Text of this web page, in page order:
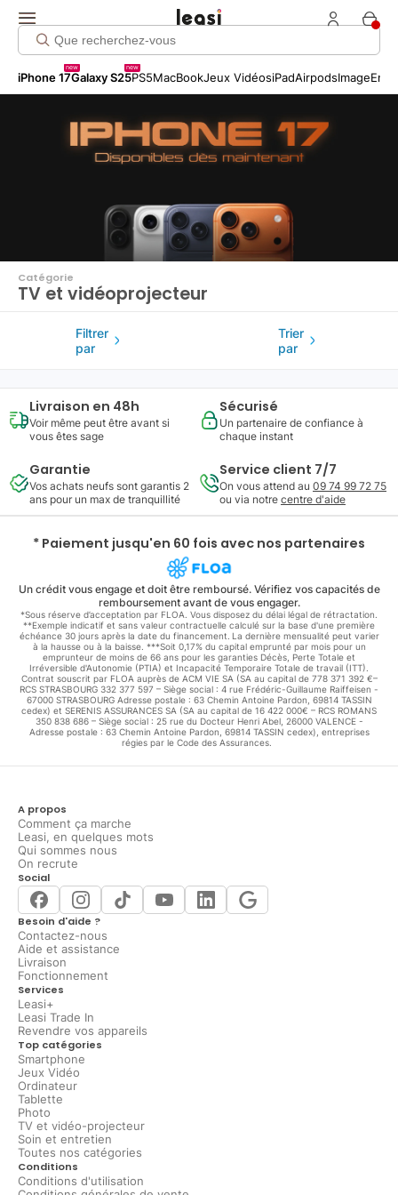
iPhone 17
new
Galaxy S25
new
PS5MacBookJeux VidéosiPadAirpodsImage
Click me!
Catégorie
TV et vidéoprojecteur
Filtrer
par
Trier
par
Livraison en 48h
Voir même peut être avant si
vous êtes sage
Sécurisé
Un partenaire de confiance à
chaque instant
Garantie
Vos achats neufs sont garantis 2
ans pour un max de tranquillité
Service client 7/7
On vous attend au 09 74 99 72 75
ou via notre centre d'aide
* Paiement jusqu'en 60 fois avec nos partenaires
Un crédit vous engage et doit être remboursé. Vérifiez vos capacités de
remboursement avant de vous engager.
*Sous réserve d’acceptation par FLOA. Vous disposez du délai légal de rétractation.
**Exemple indicatif et sans valeur contractuelle calculé sur la base d'une première
échéance 30 jours après la date du financement. La dernière mensualité peut varier
à la hausse ou à la baisse. ***Soit 0,17% du capital emprunté par mois pour un
emprunteur de moins de 66 ans pour les garanties Décès, Perte Totale et
Irréversible d'Autonomie (PTIA) et Incapacité Temporaire Totale de travail (ITT).
Contrat souscrit par FLOA auprès de ACM VIE SA (SA au capital de 778 371 392 €–
RCS STRASBOURG 332 377 597 – Siège social : 4 rue Frédéric-Guillaume Raiffeisen -
67000 STRASBOURG Adresse postale : 63 Chemin Antoine Pardon, 69814 TASSIN
cedex) et SERENIS ASSURANCES SA (SA au capital de 16 422 000€ – RCS ROMANS
350 838 686 – Siège social : 25 rue du Docteur Henri Abel, 26000 VALENCE -
Adresse postale : 63 Chemin Antoine Pardon, 69814 TASSIN cedex), entreprises
régies par le Code des Assurances.
A propos
Comment ça marche
Leasi, en quelques mots
Qui sommes nous
On recrute
Social
Besoin d'aide ?
Contactez-nous
Aide et assistance
Livraison
Fonctionnement
Services
Leasi+
Leasi Trade In
Revendre vos appareils
Top catégories
Smartphone
Jeux Vidéo
Ordinateur
Tablette
Photo
TV et vidéo-projecteur
Soin et entretien
Toutes nos catégories
Conditions
Conditions d'utilisation